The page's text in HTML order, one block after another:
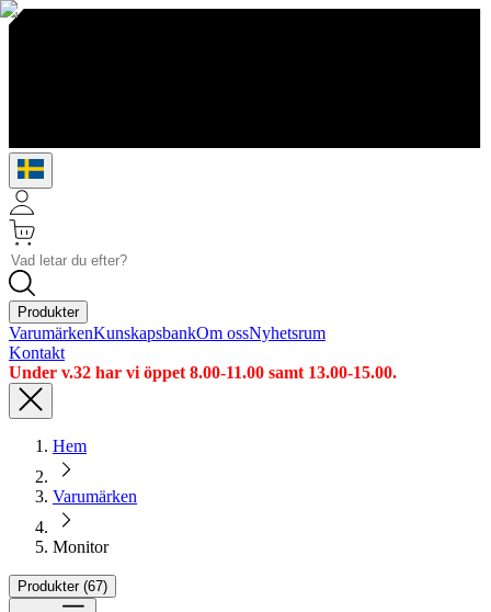
Produkter
VarumärkenKunskapsbankOm ossNyhetsrum
Kontakt
Under v.32 har vi öppet 8.00-11.00 samt 13.00-15.00.
Hem
Varumärken
Monitor
Produkter (67)